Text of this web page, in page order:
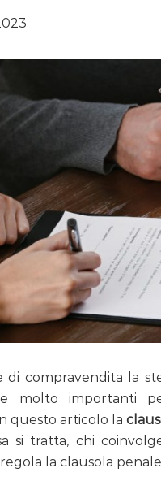
compravendita la
molto importanti
questo articolo la
si tratta, chi
la clausola